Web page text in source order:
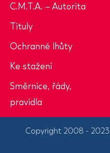
C.M.T.A. – Autorita
Tituly
Ochranné lhůty
Ke stažení
Směrnice, řády,
pravidla
Copyright 2008 - 2023